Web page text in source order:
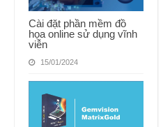
Cài đặt phần mềm đồ
họa online sử dụng vĩnh
viễn
15/01/2024